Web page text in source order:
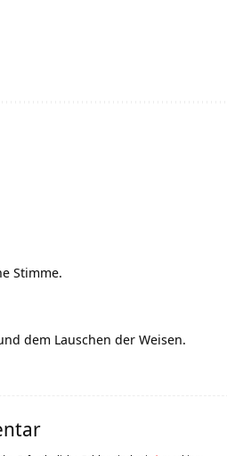
Stimme.
dem Lauschen der Weisen.